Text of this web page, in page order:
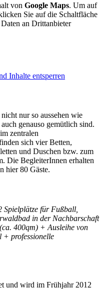
von Google Maps. Um auf
Sie auf die Schaltfläche
an Drittanbieter
Inhalte entsperren
nur so aussehen wie
genauso gemütlich sind.
zentralen
sich vier Betten,
und Duschen bzw. zum
Die BegleiterInnen erhalten
hier 80 Gäste.
für Fußball,
in der Nachbarschaft
400qm) + Ausleihe von
+ professionelle
und wird im Frühjahr 2012